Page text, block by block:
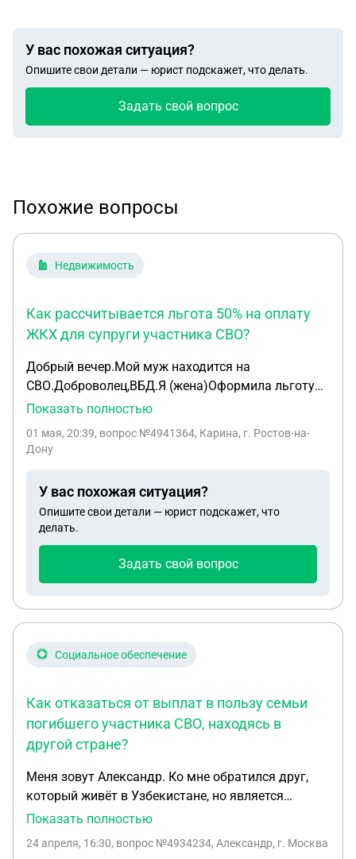
У вас похожая ситуация?
Опишите свои детали — юрист подскажет, что делать.
Задать свой вопрос
Похожие вопросы
Недвижимость
Как рассчитывается льгота 50% на оплату
ЖКХ для супруги участника СВО?
Добрый вечер.Мой муж находится на
СВО.Доброволец,ВБД.Я (жена)Оформила льготу
50%оплату ЖКХ.Хотелось узнать
льготы.При оплате дома примерно7000, выплата
частном доме.Газ,свет,вода стоят
счётчики.Бюджетникам 100%.5000р
заплатили,5000 вернули.
Показать полностью
01 мая, 20:39, вопрос №4941364, Карина, г. Ростов-на-
Дону
У вас похожая ситуация?
Опишите свои детали — юрист подскажет, что
делать.
Задать свой вопрос
Социальное обеспечение
Как отказаться от выплат в пользу семьи
погибшего участника СВО, находясь в
другой стране?
Меня зовут Александр. Ко мне обратился друг,
который живёт в Узбекистане, но является
гражданином РФ. Его сын с семьёй проживал в
что сын погиб на СВО. Жена сына обратилась к
Показать полностью
24 апреля, 16:30, вопрос №4934234, Александр, г. Москва